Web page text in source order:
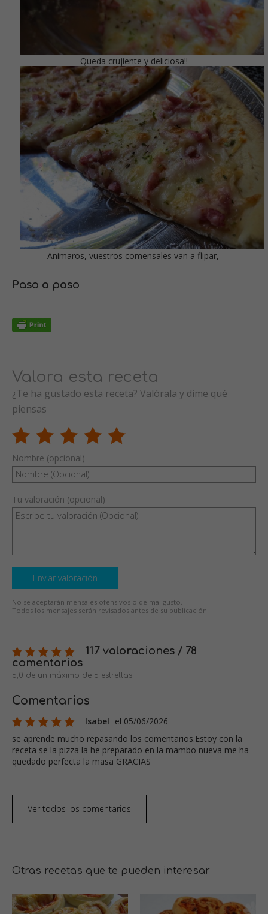
Queda crujiente y deliciosa!!
Animaros, vuestros comensales van a flipar,
Paso a paso
Valora esta receta
¿Te ha gustado esta receta? Valórala y dime qué
piensas
Nombre (opcional)
Tu valoración (opcional)
Enviar valoración
No se aceptarán mensajes ofensivos o de mal gusto.
Todos los mensajes serán revisados antes de su publicación.
117 valoraciones / 78
comentarios
5,0 de un máximo de 5 estrellas
Comentarios
Isabel el 05/06/2026
se aprende mucho repasando los comentarios.Estoy con la
receta se la pizza la he preparado en la mambo nueva me ha
quedado perfecta la masa GRACIAS
Ver todos los comentarios
Otras recetas que te pueden interesar